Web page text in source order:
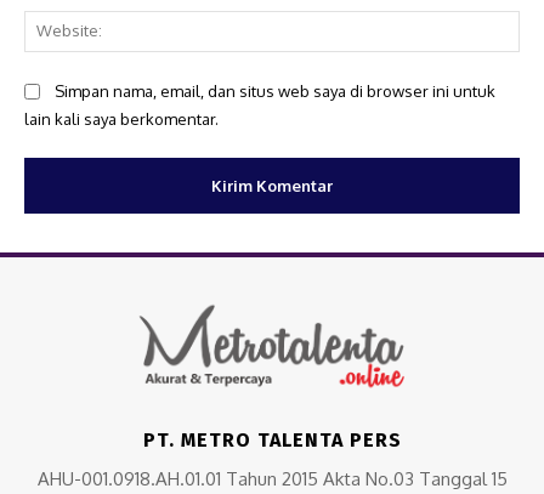
Simpan nama, email, dan situs web saya di browser ini untuk
lain kali saya berkomentar.
PT. METRO TALENTA PERS
AHU-001.0918.AH.01.01 Tahun 2015 Akta No.03 Tanggal 15